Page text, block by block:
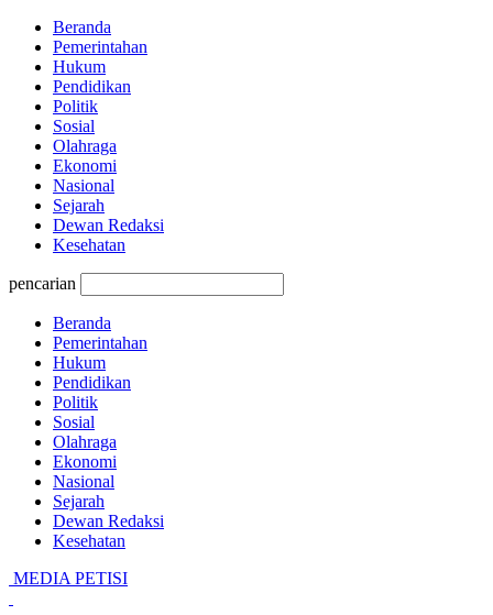
Beranda
Pemerintahan
Hukum
Pendidikan
Politik
Sosial
Olahraga
Ekonomi
Nasional
Sejarah
Dewan Redaksi
Kesehatan
pencarian
Beranda
Pemerintahan
Hukum
Pendidikan
Politik
Sosial
Olahraga
Ekonomi
Nasional
Sejarah
Dewan Redaksi
Kesehatan
MEDIA PETISI